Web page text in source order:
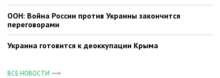
ООН: Война России против Украины закончится
переговорами
Украина готовится к деоккупации Крыма
ВСЕ НОВОСТИ